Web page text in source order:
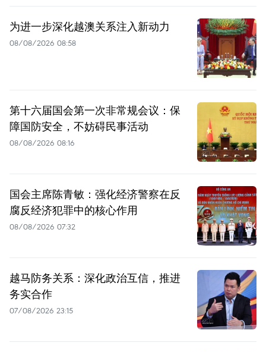
为进一步深化越澳关系注入新动力
08/08/2026 08:58
第十六届国会第一次非常规会议：保
障国防安全，不妨碍民事活动
08/08/2026 08:16
国会主席陈青敏：强化经济警察在反
腐反经济犯罪中的核心作用
08/08/2026 07:32
越马防务关系：深化政治互信，推进
务实合作
07/08/2026 23:15